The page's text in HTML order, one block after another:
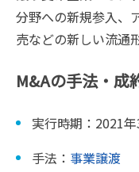
分野への新規参入、
売などの新しい流通
M&Aの手法・成
実行時期：2021年
手法： 事業譲渡